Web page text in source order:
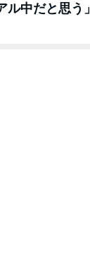
中だと思う」